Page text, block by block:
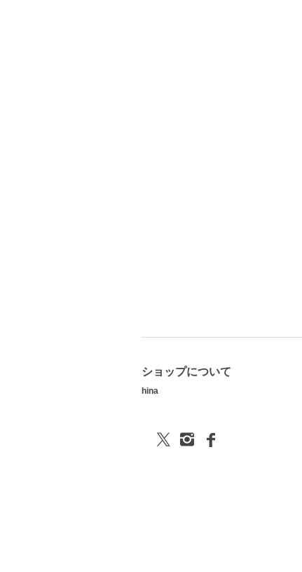
ショップについて
hina